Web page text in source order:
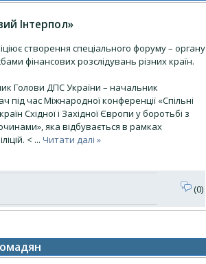
Інтерпол»
створення спеціального форуму – органу
фінансових розслідувань різних країн.
Голови ДПС України – начальник
під час Міжнародної конференції «Спільні
Східної і Західної Європи у боротьбі з
яка відбувається в рамках
< ... Читати далі »
(0)